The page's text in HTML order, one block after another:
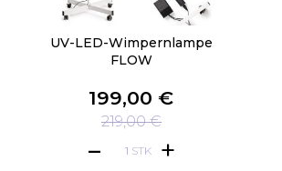
UV-LED-Wimpernlampe
FLOW
199,00 €
219,00 €
STK